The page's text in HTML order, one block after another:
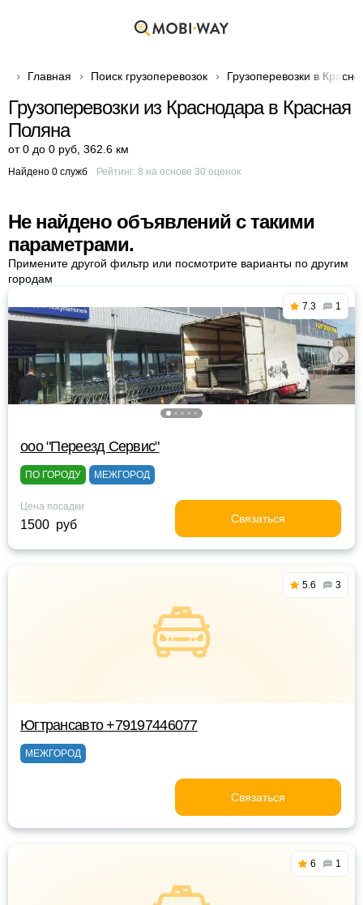
Главная Поиск грузоперевозок Грузоперевозки в
Грузоперевозки из Краснодара в Красная
Поляна
от 0 до 0 руб 362.6 км
Найдено 0 служб Рейтинг: 8 на основе 30 оценок
Не найдено объявлений с такими
параметрами.
Примените другой фильтр или посмотрите варианты по другим
городам
7.3 1
ооо "Переезд Сервис"
ПО ГОРОДУ МЕЖГОРОД
Цена посадки
1500 руб Связаться
5.6 3
Югтрансавто +79197446077
МЕЖГОРОД
Связаться
6 1